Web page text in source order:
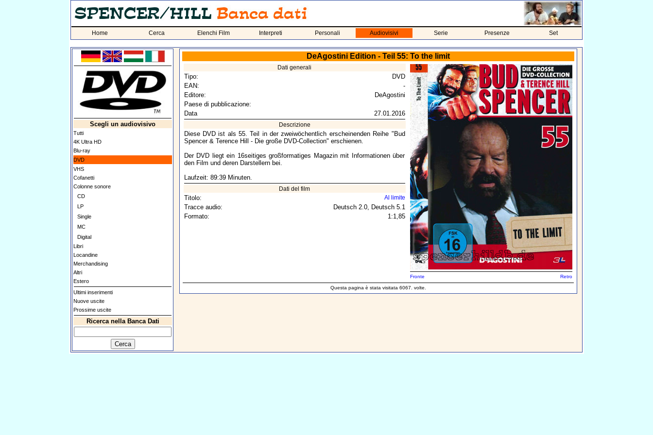
Home Cerca Elenchi Film Interpreti Personali Audiovisivi Serie Presenze Set
Scegli un audiovisivo
Tutti
4K Ultra HD
Blu-ray
DVD
VHS
Cofanetti
Colonne sonore
CD
LP
Single
MC
Digital
Libri
Locandine
Merchandising
Altri
Estero
Ultimi inserimenti
Nuove uscite
Prossime uscite
Ricerca nella Banca Dati
DeAgostini Edition - Teil 55: To the limit
Dati generali
Tipo:
DVD
EAN:
-
Editore:
DeAgostini
Paese di pubblicazione:
Data
27.01.2016
Descrizione
Diese DVD ist als 55. Teil in der zweiwöchentlich erscheinenden Reihe "Bud
Spencer & Terence Hill - Die große DVD-Collection" erschienen.
Der DVD liegt ein 16seitiges großformatiges Magazin mit Informationen über
den Film und deren Darstellern bei.
Laufzeit: 89:39 Minuten.
Dati del film
Titolo: Al limite
Tracce audio:
Deutsch 2.0, Deutsch 5.1
Formato:
1:1,85
Fronte Retro
Questa pagina è stata visitata 6067. volte.